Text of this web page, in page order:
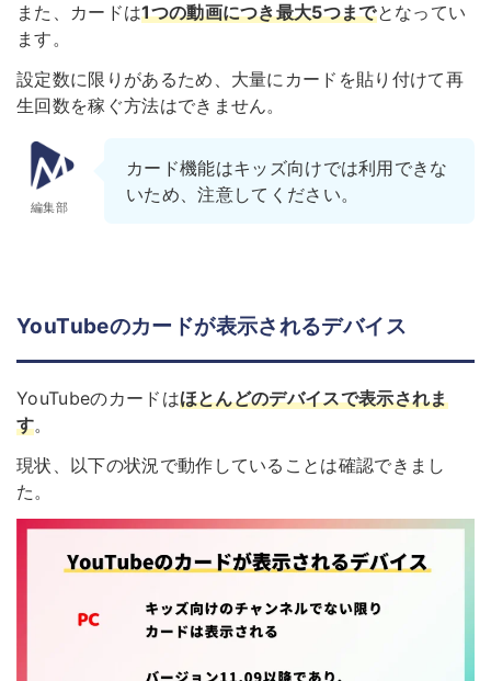
また、カードは1つの動画につき最大5つまでとなってい
ます。
設定数に限りがあるため、大量にカードを貼り付けて再
生回数を稼ぐ方法はできません。
編集部
カード機能はキッズ向けでは利用できな
いため、注意してください。
YouTubeのカードが表示されるデバイス
YouTubeのカードはほとんどのデバイスで表示されま
す。
現状、以下の状況で動作していることは確認できまし
た。